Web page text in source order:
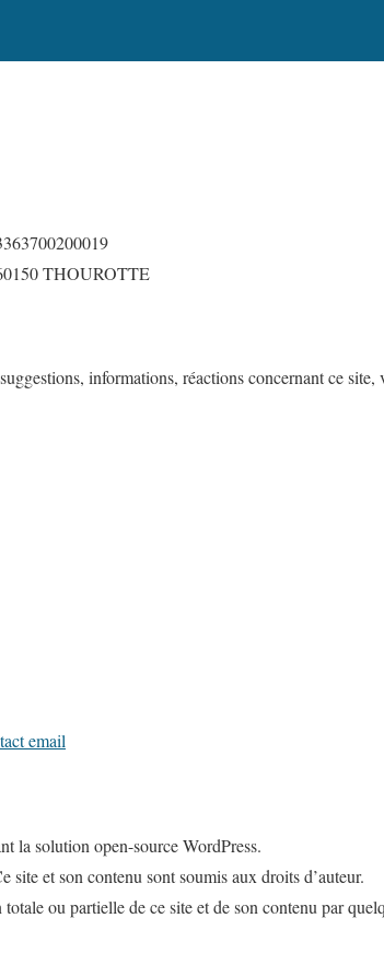
THOUROTTE
informations, réactions concernant ce site,
email
la solution open-source WordPress.
et son contenu sont soumis aux droits d’auteur.
ou partielle de ce site et de son contenu par